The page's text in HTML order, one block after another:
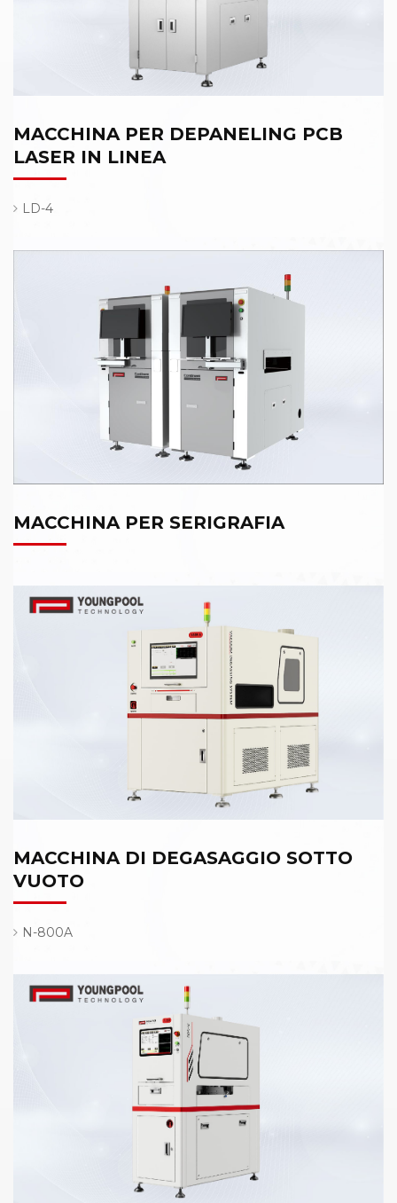
MACCHINA PER DEPANELING PCB
LASER IN LINEA
LD-4
MACCHINA PER SERIGRAFIA
MACCHINA DI DEGASAGGIO SOTTO
VUOTO
N-800A